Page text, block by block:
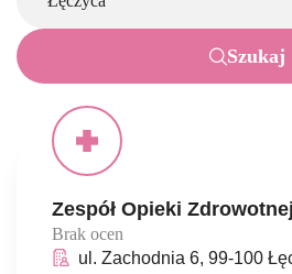
Szukaj
Zespół Opieki
Brak ocen
ul. Zachodnia 6, 99-100